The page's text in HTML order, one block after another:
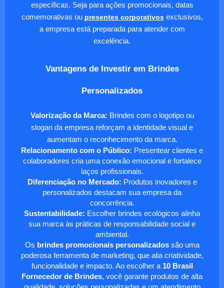
específicas. Seja para ações promocionais, datas
comemorativas ou presentes corporativosexclusivos,
a empresa está preparada para atender com
excelência.
Vantagens de Investir em Brindes
Personalizados
Valorização da Marca: Brindes com o logotipo ou
slogan da empresa reforçam a identidade visual e
aumentam o reconhecimento da marca.
Relacionamento com o Público: Presentear clientes e
colaboradores cria uma conexão emocional e fortalece
laços profissionais.
Diferenciação no Mercado: Produtos inovadores e
personalizados destacam sua empresa da
concorrência.
Sustentabilidade: Escolher brindes ecológicos alinha
sua marca às práticas de responsabilidade social e
ambiental.
Os brindes promocionais personalizadossão uma
poderosa ferramenta de marketing, que alia criatividade,
funcionalidade e impacto. Ao escolher a 10 Brasil
Fornecedor de Brindes, você garante produtos de alta